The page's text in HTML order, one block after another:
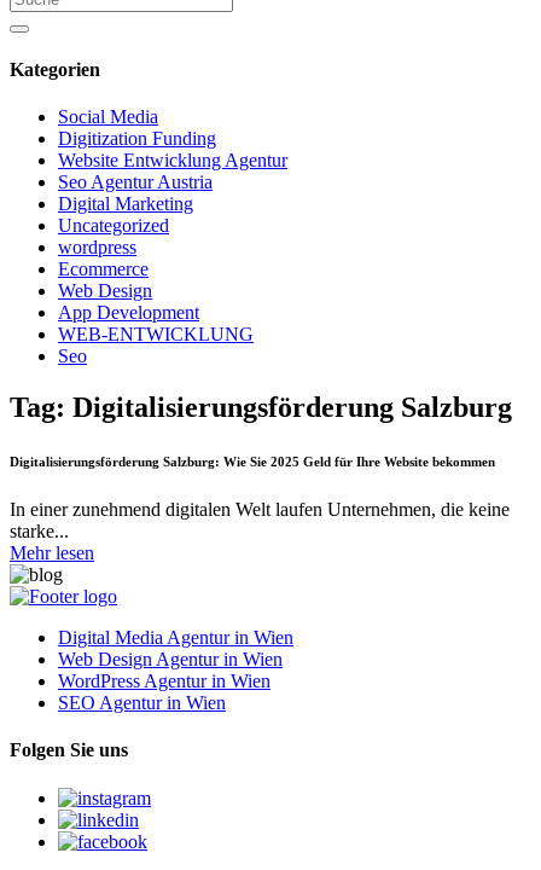
Kategorien
Social Media
Digitization Funding
Website Entwicklung Agentur
Seo Agentur Austria
Digital Marketing
Uncategorized
wordpress
Ecommerce
Web Design
App Development
WEB-ENTWICKLUNG
Seo
Tag: Digitalisierungsförderung Salzburg
Digitalisierungsförderung Salzburg: Wie Sie 2025 Geld für Ihre Website bekommen
In einer zunehmend digitalen Welt laufen Unternehmen, die keine
starke...
Mehr lesen
Digital Media Agentur in Wien
Web Design Agentur in Wien
WordPress Agentur in Wien
SEO Agentur in Wien
Folgen Sie uns